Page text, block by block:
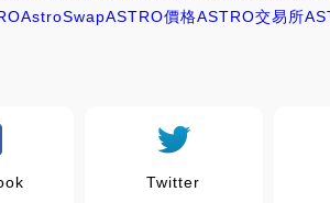
AstroSwapASTRO價格ASTRO交易所
Twitter